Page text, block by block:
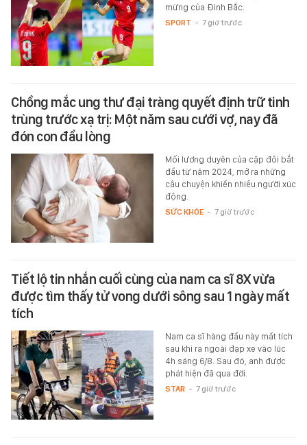
mừng của Đình Bắc.
SPORT - 7 giờ trước
Chồng mắc ung thư đại tràng quyết định trữ tinh
trùng trước xạ trị: Một năm sau cưới vợ, nay đã
đón con đầu lòng
Mối lương duyên của cặp đôi bắt
đầu từ năm 2024, mở ra những
câu chuyện khiến nhiều người xúc
động.
SỨC KHỎE - 7 giờ trước
Tiết lộ tin nhắn cuối cùng của nam ca sĩ 8X vừa
được tìm thấy tử vong dưới sông sau 1 ngày mất
tích
Nam ca sĩ hàng đầu này mất tích
sau khi ra ngoài đạp xe vào lúc
4h sáng 6/8. Sau đó, anh được
phát hiện đã qua đời.
STAR - 7 giờ trước